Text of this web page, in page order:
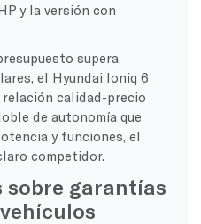
y la versión con
supera
el Hyundai Ioniq 6
calidad-precio
de autonomía que
y funciones, el
competidor.
sobre garantías